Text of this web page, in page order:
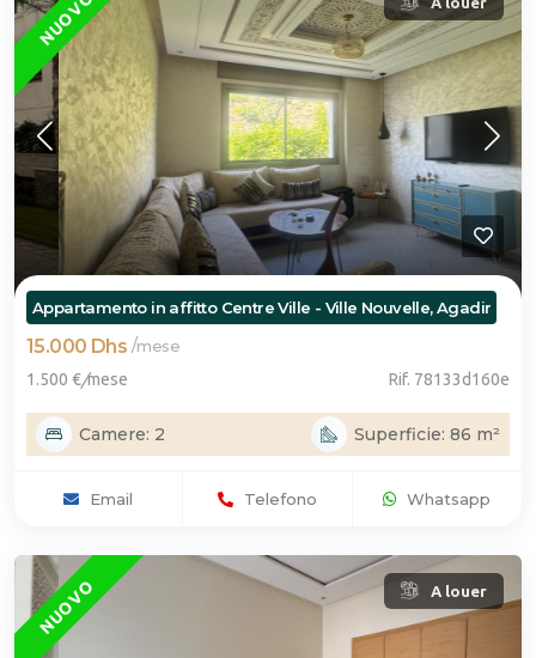
NUOVO
Appartamento in affitto Centre Ville - Ville Nouvelle, Agadir
15.000 Dhs /mese
1.500 €/mese Rif. 78133d160e
Camere: 2 Superficie: 86 m²
Email Telefono Whatsapp
NUOVO A louer